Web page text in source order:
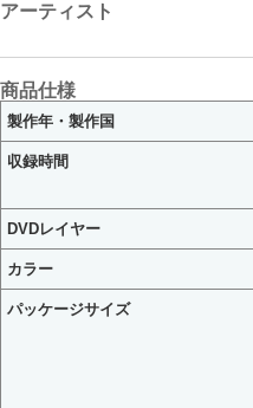
アーティスト
商品仕様
製作年・製作国
収録時間
DVDレイヤー
カラー
パッケージサイズ